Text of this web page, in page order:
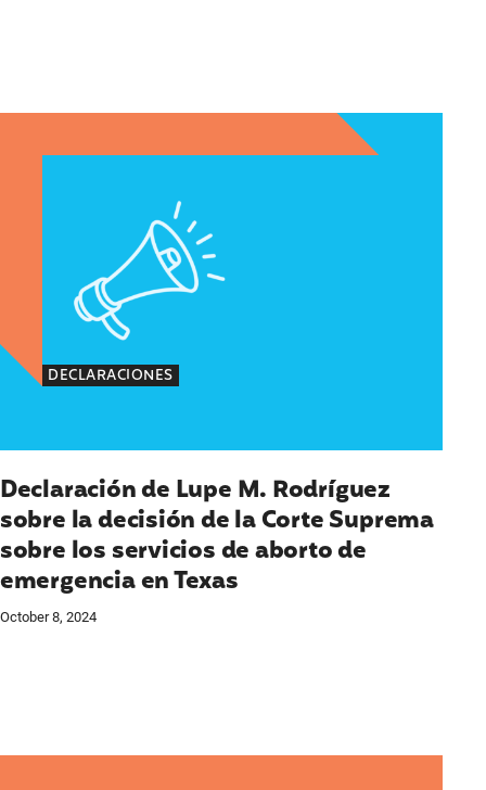
del Instituto Nacional de Latinas por la
en Texas del Instituto Nacional de
Declaración de Lupe M. Rodríguez sobre la
DECLARACIONES
Declaración de Lupe M. Rodríguez
sobre la decisión de la Corte Suprema
sobre los servicios de aborto de
emergencia en Texas
October 8, 2024